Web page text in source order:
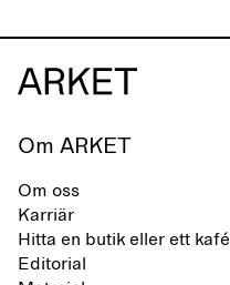
Om ARKET
Om oss
Karriär
Hitta en butik eller ett kafé
Editorial